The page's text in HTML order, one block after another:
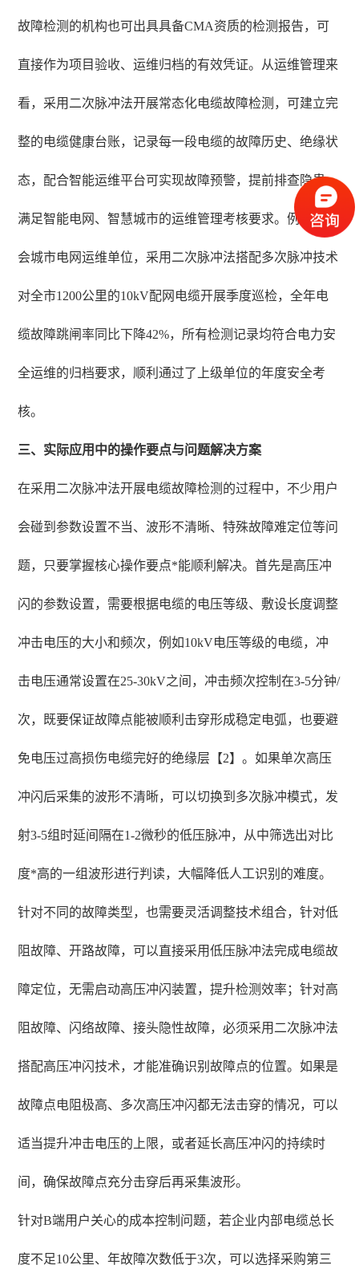
故障检测的机构也可出具具备CMA资质的检测报告，可
直接作为项目验收、运维归档的有效凭证。从运维管理来
看，采用二次脉冲法开展常态化电缆故障检测，可建立完
整的电缆健康台账，记录每一段电缆的故障历史、绝缘状
态，配合智能运维平台可实现故障预警，提前排查隐患，
满足智能电网、智慧城市的运维管理考核要求。例如某省
会城市电网运维单位，采用二次脉冲法搭配多次脉冲技术
对全市1200公里的10kV配网电缆开展季度巡检，全年电
缆故障跳闸率同比下降42%，所有检测记录均符合电力安
全运维的归档要求，顺利通过了上级单位的年度安全考
核。
三、实际应用中的操作要点与问题解决方案
在采用二次脉冲法开展电缆故障检测的过程中，不少用户
会碰到参数设置不当、波形不清晰、特殊故障难定位等问
题，只要掌握核心操作要点*能顺利解决。首先是高压冲
闪的参数设置，需要根据电缆的电压等级、敷设长度调整
冲击电压的大小和频次，例如10kV电压等级的电缆，冲
击电压通常设置在25-30kV之间，冲击频次控制在3-5分钟/
次，既要保证故障点能被顺利击穿形成稳定电弧，也要避
免电压过高损伤电缆完好的绝缘层【2】。如果单次高压
冲闪后采集的波形不清晰，可以切换到多次脉冲模式，发
射3-5组时延间隔在1-2微秒的低压脉冲，从中筛选出对比
度*高的一组波形进行判读，大幅降低人工识别的难度。
针对不同的故障类型，也需要灵活调整技术组合，针对低
阻故障、开路故障，可以直接采用低压脉冲法完成电缆故
障定位，无需启动高压冲闪装置，提升检测效率；针对高
阻故障、闪络故障、接头隐性故障，必须采用二次脉冲法
搭配高压冲闪技术，才能准确识别故障点的位置。如果是
故障点电阻极高、多次高压冲闪都无法击穿的情况，可以
适当提升冲击电压的上限，或者延长高压冲闪的持续时
间，确保故障点充分击穿后再采集波形。
针对B端用户关心的成本控制问题，若企业内部电缆总长
度不足10公里、年故障次数低于3次，可以选择采购第三